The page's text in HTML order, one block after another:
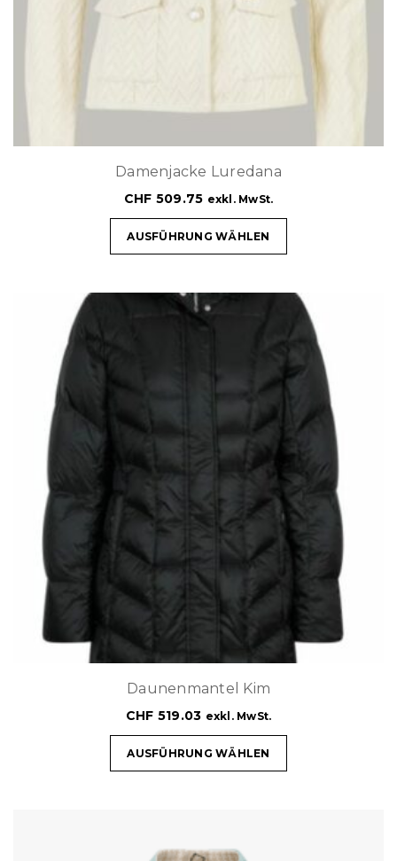
Damenjacke Luredana
CHF 509.75 exkl. MwSt.
AUSFÜHRUNG WÄHLEN
Daunenmantel Kim
CHF 519.03 exkl. MwSt.
AUSFÜHRUNG WÄHLEN